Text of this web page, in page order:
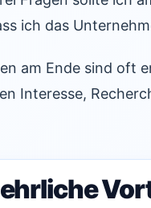
ich das
am Ende sind oft
Interesse,